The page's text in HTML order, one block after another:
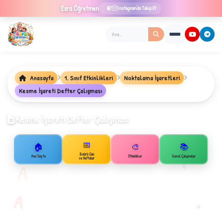
Esra Öğretmen Instagram'da Takip Et
A
B
★
✧
Anasayfa 1. Sınıf Etkinlikleri
Noktalama İşaretleri
Kesme İşareti Defter Çalışması
Kesme İşareti Defter Çalışması
🏠
Ana Sayfa
📅
Belirli Gün
ve Haftalar
🎨
Etkinlikler
📚
Genel Çalışmalar
1